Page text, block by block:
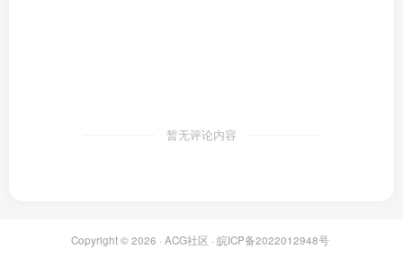
暂无评论内容
Copyright © 2026 · ACG社区 · 皖ICP备2022012948号